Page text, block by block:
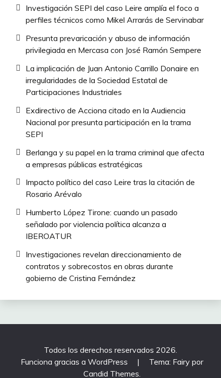
Investigación SEPI del caso Leire amplía el foco a
perfiles técnicos como Mikel Arrarás de Servinabar
Presunta prevaricación y abuso de información
privilegiada en Mercasa con José Ramón Sempere
La implicación de Juan Antonio Carrillo Donaire en
irregularidades de la Sociedad Estatal de
Participaciones Industriales
Exdirectivo de Acciona citado en la Audiencia
Nacional por presunta participación en la trama
SEPI
Berlanga y su papel en la trama criminal que afecta
a empresas públicas estratégicas
Impacto político del caso Leire tras la citación de
Rosario Arévalo
Humberto López Tirone: cuando un pasado
señalado por violencia política alcanza a
IBEROATUR
Investigaciones revelan direccionamiento de
contratos y sobrecostos en obras durante
gobierno de Cristina Fernández
Todos los derechos reservados 2026.
Funciona gracias a WordPress
|
Tema: Fairy por
Candid Themes